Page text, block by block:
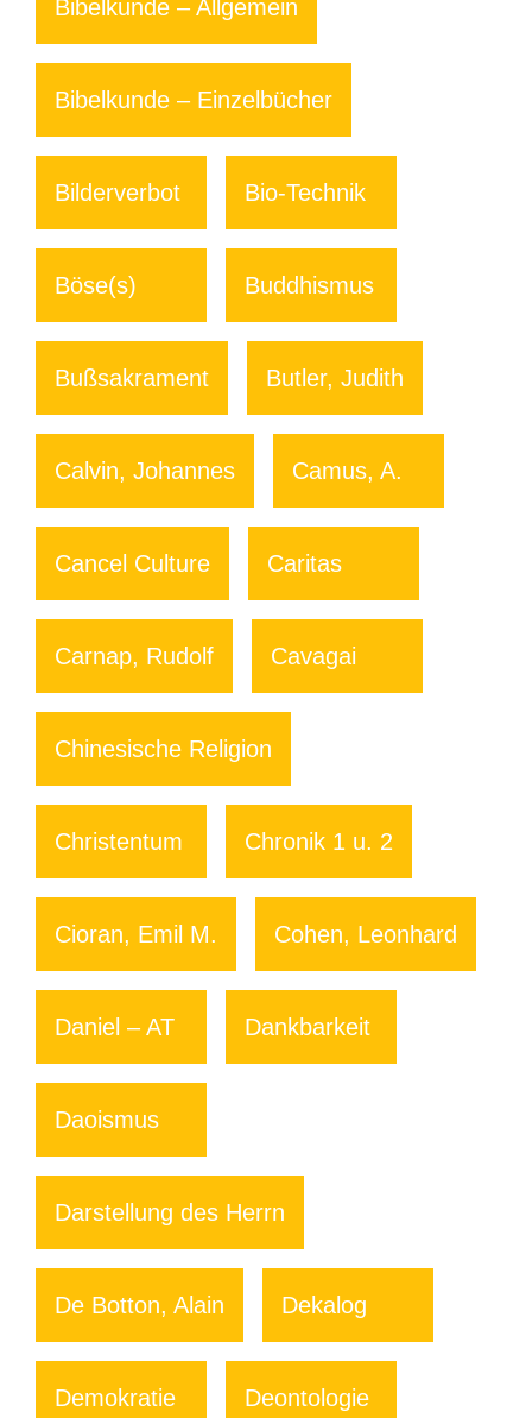
Bibelkunde – Allgemein
Bibelkunde – Einzelbücher
Bilderverbot Bio-Technik
Böse(s) Buddhismus
Bußsakrament Butler, Judith
Calvin, Johannes Camus, A.
Cancel Culture Caritas
Carnap, Rudolf Cavagai
Chinesische Religion
Christentum Chronik 1 u. 2
Cioran, Emil M. Cohen, Leonhard
Daniel – AT Dankbarkeit
Daoismus
Darstellung des Herrn
De Botton, Alain Dekalog
Demokratie Deontologie